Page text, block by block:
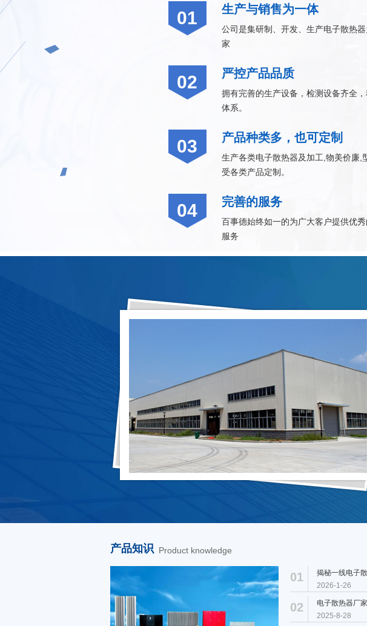
01 生产与销售为一体
公司是集研制、开发、生产电子散热
家
02 严控产品品质
拥有完善的生产设备，检测设备齐全
体系。
03 产品种类多，也可定制
生产各类电子散热器及加工,物美价廉,
受各类产品定制。
04 完善的服务
百事德始终如一的为广大客户提供优
服务
产品知识 Product knowledge
01
揭秘一线电子
2026-1-26
02
电子散热器厂
2025-8-28